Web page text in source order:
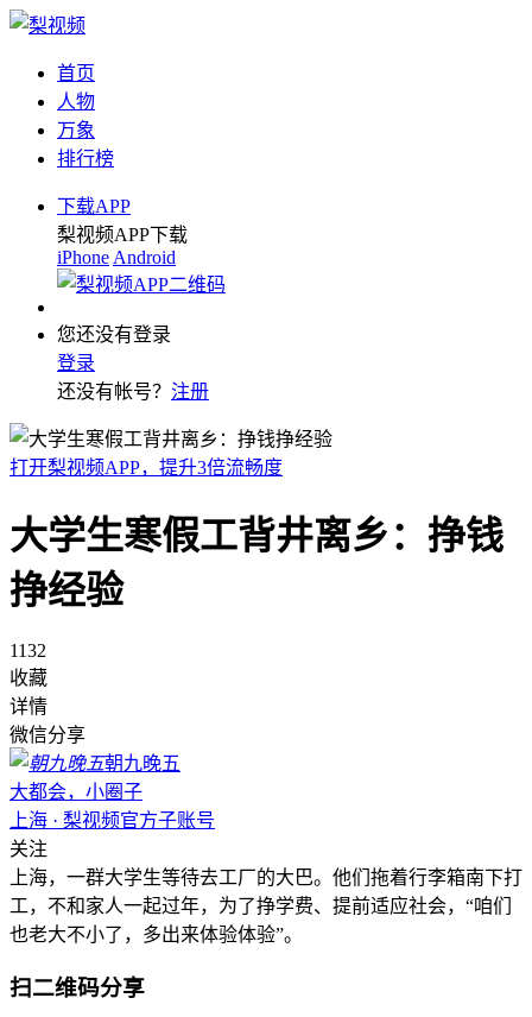
首页
人物
万象
排行榜
下载APP
梨视频APP下载
iPhone Android
您还没有登录
登录
还没有帐号？ 注册
打开梨视频APP，提升3倍流畅度
大学生寒假工背井离乡：挣钱
挣经验
1132
收藏
详情
微信分享
朝九晚五
大都会，小圈子
上海 · 梨视频官方子账号
关注
上海，一群大学生等待去工厂的大巴。他们拖着行李箱南下打
工，不和家人一起过年，为了挣学费、提前适应社会，“咱们
也老大不小了，多出来体验体验”。
扫二维码分享